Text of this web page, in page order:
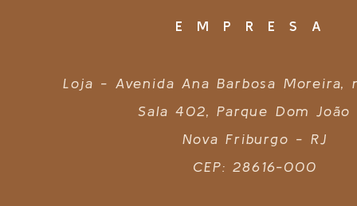
EMPRESA
Loja - Avenida Ana Barbosa Moreira,
Sala 402, Parque Dom João
Nova Friburgo - RJ
CEP: 28616-000